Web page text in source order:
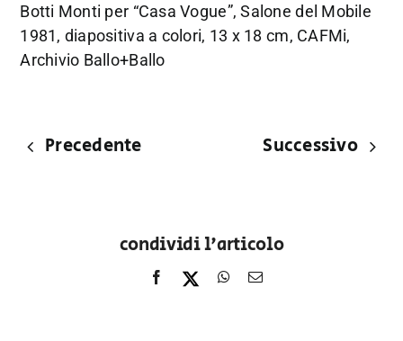
Botti Monti per “Casa Vogue”, Salone del Mobile
1981, diapositiva a colori, 13 x 18 cm, CAFMi,
Archivio Ballo+Ballo
Precedente Successivo
condividi l'articolo